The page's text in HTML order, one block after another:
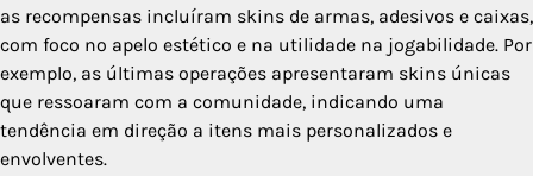
as recompensas incluíram skins de armas, adesivos e caixas,
com foco no apelo estético e na utilidade na jogabilidade. Por
exemplo, as últimas operações apresentaram skins únicas
que ressoaram com a comunidade, indicando uma
tendência em direção a itens mais personalizados e
envolventes.